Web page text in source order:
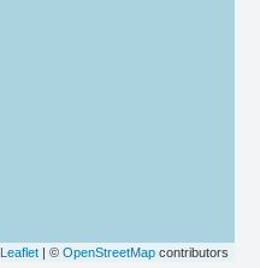
Leaflet | © OpenStreetMap contributors